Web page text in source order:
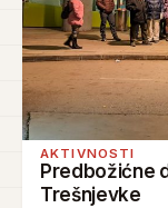
AKTIVNOSTI
Predbožićne
Trešnjevke